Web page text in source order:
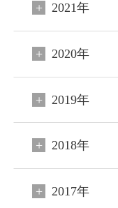
2021年
2020年
2019年
2018年
2017年